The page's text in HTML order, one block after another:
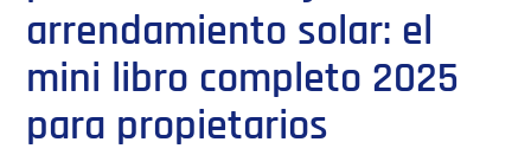
arrendamiento solar: el
mini libro completo 2025
para propietarios